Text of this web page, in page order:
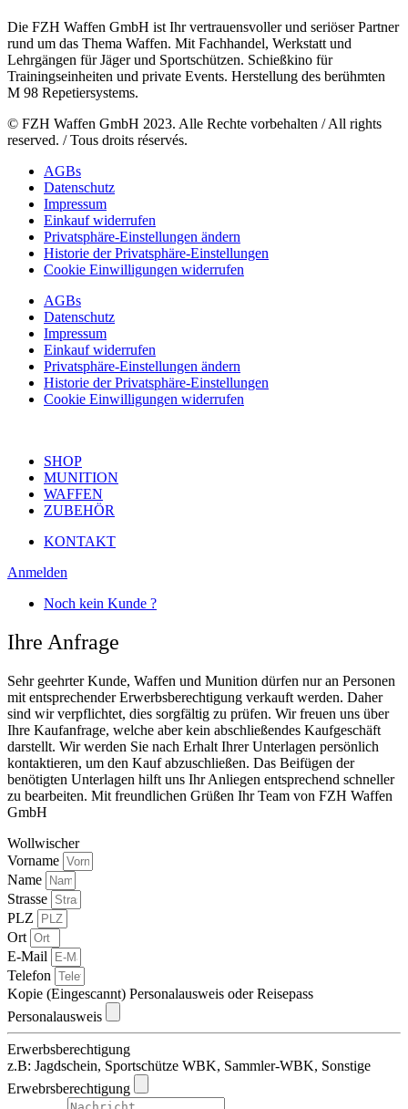
Die FZH Waffen GmbH ist Ihr vertrauensvoller und seriöser Partner
rund um das Thema Waffen. Mit Fachhandel, Werkstatt und
Lehrgängen für Jäger und Sportschützen. Schießkino für
Trainingseinheiten und private Events. Herstellung des berühmten
M 98 Repetiersystems.
© FZH Waffen GmbH 2023. Alle Rechte vorbehalten / All rights
reserved. / Tous droits réservés.
AGBs
Datenschutz
Impressum
Einkauf widerrufen
Privatsphäre-Einstellungen ändern
Historie der Privatsphäre-Einstellungen
Cookie Einwilligungen widerrufen
AGBs
Datenschutz
Impressum
Einkauf widerrufen
Privatsphäre-Einstellungen ändern
Historie der Privatsphäre-Einstellungen
Cookie Einwilligungen widerrufen
SHOP
MUNITION
WAFFEN
ZUBEHÖR
KONTAKT
Anmelden
Noch kein Kunde ?
Ihre Anfrage
Sehr geehrter Kunde, Waffen und Munition dürfen nur an Personen
mit entsprechender Erwerbsberechtigung verkauft werden. Daher
sind wir verpflichtet, dies sorgfältig zu prüfen. Wir freuen uns über
Ihre Kaufanfrage, welche aber kein abschließendes Kaufgeschäft
darstellt. Wir werden Sie nach Erhalt Ihrer Unterlagen persönlich
kontaktieren, um den Kauf abzuschließen. Das Beifügen der
benötigten Unterlagen hilft uns Ihr Anliegen entsprechend schneller
zu bearbeiten. Mit freundlichen Grüßen Ihr Team von FZH Waffen
GmbH
Wollwischer
Vorname
Name
Strasse
PLZ
Ort
E-Mail
Telefon
Kopie (Eingescannt) Personalausweis oder Reisepass
Personalausweis
Erwerbsberechtigung
z.B: Jagdschein, Sportschütze WBK, Sammler-WBK, Sonstige
Erwebrsberechtigung